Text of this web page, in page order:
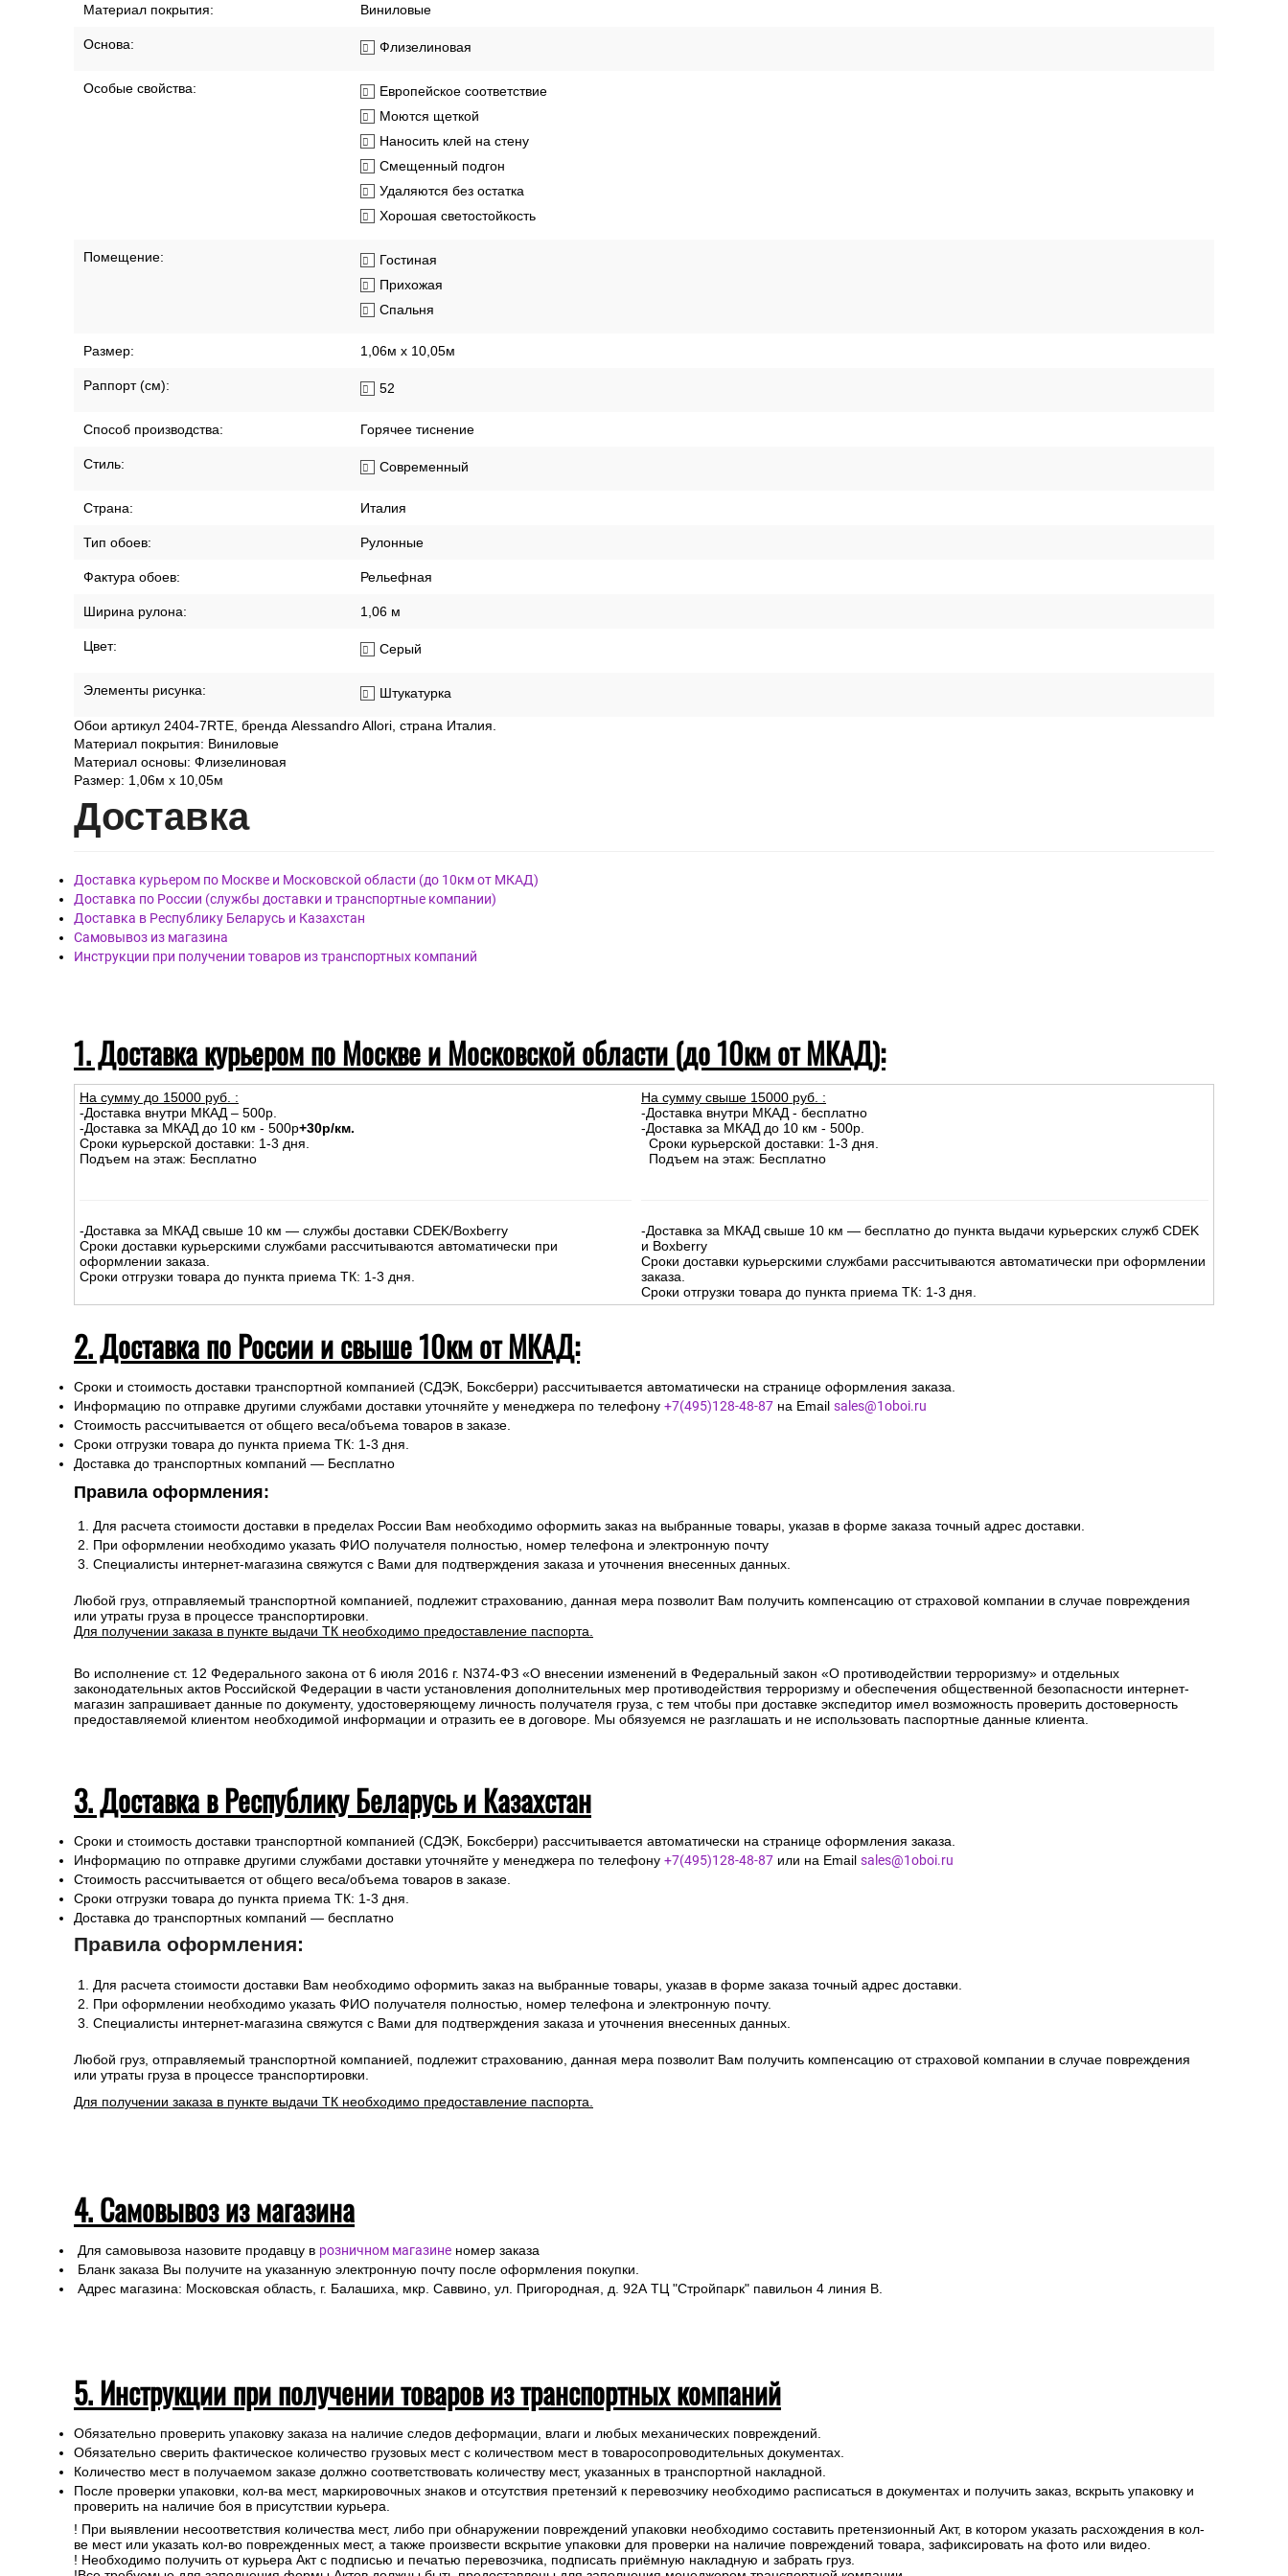
Материал покрытия: Виниловые
Основа: Флизелиновая
Особые свойства:
Европейское соответствие
Моются щеткой
Наносить клей на стену
Смещенный подгон
Удаляются без остатка
Хорошая светостойкость
Помещение:
Гостиная
Прихожая
Спальня
Размер: 1,06м х 10,05м
Раппорт (см): 52
Способ производства: Горячее тиснение
Стиль: Современный
Страна: Италия
Тип обоев: Рулонные
Фактура обоев: Рельефная
Ширина рулона: 1,06 м
Цвет: Серый
Элементы рисунка: Штукатурка
Обои артикул 2404-7RTE, бренда Alessandro Allori, страна Италия.
Материал покрытия: Виниловые
Материал основы: Флизелиновая
Размер: 1,06м х 10,05м
Доставка
Доставка курьером по Москве и Московской области (до 10км от МКАД)
Доставка по России (службы доставки и транспортные компании)
Доставка в Республику Беларусь и Казахстан
Самовывоз из магазина
Инструкции при получении товаров из транспортных компаний
1. Доставка курьером по Москве и Московской области (до 10км от МКАД):
На сумму до 15000 руб. :
-Доставка внутри МКАД – 500р.
-Доставка за МКАД до 10 км - 500р+30р/км.
Сроки курьерской доставки: 1-3 дня.
Подъем на этаж: Бесплатно
-Доставка за МКАД свыше 10 км — службы доставки CDEK/Boxberry
Сроки доставки курьерскими службами рассчитываются автоматически при
оформлении заказа.
Сроки отгрузки товара до пункта приема ТК: 1-3 дня.
На сумму свыше 15000 руб. :
-Доставка внутри МКАД - бесплатно
-Доставка за МКАД до 10 км - 500р.
Сроки курьерской доставки: 1-3 дня.
Подъем на этаж: Бесплатно
-Доставка за МКАД свыше 10 км — бесплатно до пункта выдачи курьерских служб CDEK
и Boxberry
Сроки доставки курьерскими службами рассчитываются автоматически при оформлении
заказа.
Сроки отгрузки товара до пункта приема ТК: 1-3 дня.
2. Доставка по России и свыше 10км от МКАД:
Сроки и стоимость доставки транспортной компанией (СДЭК, Боксберри) рассчитывается автоматически на странице оформления заказа.
Информацию по отправке другими службами доставки уточняйте у менеджера по телефону +7(495)128-48-87 на Email sales@1oboi.ru
Стоимость рассчитывается от общего веса/объема товаров в заказе.
Сроки отгрузки товара до пункта приема ТК: 1-3 дня.
Доставка до транспортных компаний — Бесплатно
Правила оформления:
Для расчета стоимости доставки в пределах России Вам необходимо оформить заказ на выбранные товары, указав в форме заказа точный адрес доставки.
При оформлении необходимо указать ФИО получателя полностью, номер телефона и электронную почту
Специалисты интернет-магазина свяжутся с Вами для подтверждения заказа и уточнения внесенных данных.
Любой груз, отправляемый транспортной компанией, подлежит страхованию, данная мера позволит Вам получить компенсацию от страховой компании в случае повреждения
или утраты груза в процессе транспортировки.
Для получении заказа в пункте выдачи ТК необходимо предоставление паспорта.
Во исполнение ст. 12 Федерального закона от 6 июля 2016 г. N374-ФЗ «О внесении изменений в Федеральный закон «О противодействии терроризму» и отдельных
законодательных актов Российской Федерации в части установления дополнительных мер противодействия терроризму и обеспечения общественной безопасности интернет-
магазин запрашивает данные по документу, удостоверяющему личность получателя груза, с тем чтобы при доставке экспедитор имел возможность проверить достоверность
предоставляемой клиентом необходимой информации и отразить ее в договоре. Мы обязуемся не разглашать и не использовать паспортные данные клиента.
3. Доставка в Республику Беларусь и Казахстан
Сроки и стоимость доставки транспортной компанией (СДЭК, Боксберри) рассчитывается автоматически на странице оформления заказа.
Информацию по отправке другими службами доставки уточняйте у менеджера по телефону +7(495)128-48-87 или на Email sales@1oboi.ru
Стоимость рассчитывается от общего веса/объема товаров в заказе.
Сроки отгрузки товара до пункта приема ТК: 1-3 дня.
Доставка до транспортных компаний — бесплатно
Правила оформления:
Для расчета стоимости доставки Вам необходимо оформить заказ на выбранные товары, указав в форме заказа точный адрес доставки.
При оформлении необходимо указать ФИО получателя полностью, номер телефона и электронную почту.
Специалисты интернет-магазина свяжутся с Вами для подтверждения заказа и уточнения внесенных данных.
Любой груз, отправляемый транспортной компанией, подлежит страхованию, данная мера позволит Вам получить компенсацию от страховой компании в случае повреждения
или утраты груза в процессе транспортировки.
Для получении заказа в пункте выдачи ТК необходимо предоставление паспорта.
4. Самовывоз из магазина
Для самовывоза назовите продавцу в розничном магазине номер заказа
Бланк заказа Вы получите на указанную электронную почту после оформления покупки.
Адрес магазина: Московская область, г. Балашиха, мкр. Саввино, ул. Пригородная, д. 92А ТЦ "Стройпарк" павильон 4 линия В.
5. Инструкции при получении товаров из транспортных компаний
Обязательно проверить упаковку заказа на наличие следов деформации, влаги и любых механических повреждений.
Обязательно сверить фактическое количество грузовых мест с количеством мест в товаросопроводительных документах.
Количество мест в получаемом заказе должно соответствовать количеству мест, указанных в транспортной накладной.
После проверки упаковки, кол-ва мест, маркировочных знаков и отсутствия претензий к перевозчику необходимо расписаться в документах и получить заказ, вскрыть упаковку и
проверить на наличие боя в присутствии курьера.
! При выявлении несоответствия количества мест, либо при обнаружении повреждений упаковки необходимо составить претензионный Акт, в котором указать расхождения в кол-
ве мест или указать кол-во поврежденных мест, а также произвести вскрытие упаковки для проверки на наличие повреждений товара, зафиксировать на фото или видео.
! Необходимо получить от курьера Акт с подписью и печатью перевозчика, подписать приёмную накладную и забрать груз.